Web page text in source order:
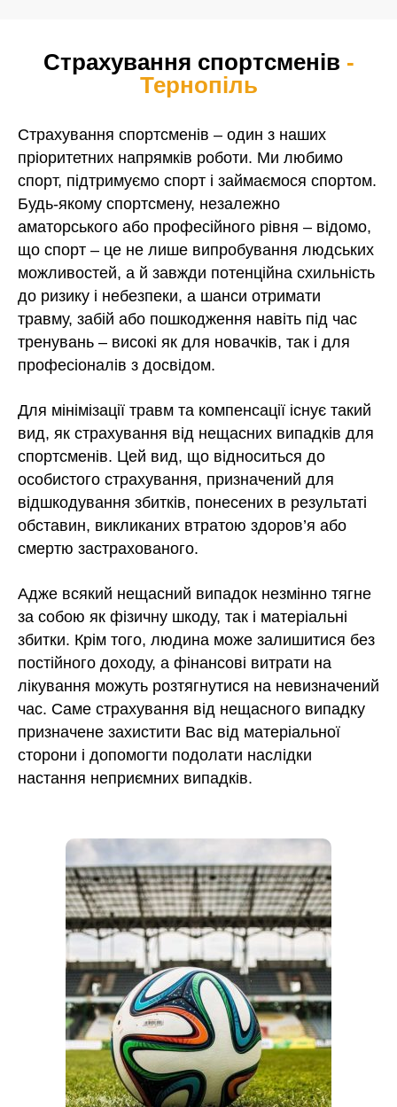
Страхування спортсменів -
Тернопіль
Страхування спортсменів – один з наших
пріоритетних напрямків роботи. Ми любимо
спорт, підтримуємо спорт і займаємося спортом.
Будь-якому спортсмену, незалежно
аматорського або професійного рівня – відомо,
що спорт – це не лише випробування людських
можливостей, а й завжди потенційна схильність
до ризику і небезпеки, а шанси отримати
травму, забій або пошкодження навіть під час
тренувань – високі як для новачків, так і для
професіоналів з досвідом.
Для мінімізації травм та компенсації існує такий
вид, як страхування від нещасних випадків для
спортсменів. Цей вид, що відноситься до
особистого страхування, призначений для
відшкодування збитків, понесених в результаті
обставин, викликаних втратою здоров’я або
смертю застрахованого.
Адже всякий нещасний випадок незмінно тягне
за собою як фізичну шкоду, так і матеріальні
збитки. Крім того, людина може залишитися без
постійного доходу, а фінансові витрати на
лікування можуть розтягнутися на невизначений
час. Саме страхування від нещасного випадку
призначене захистити Вас від матеріальної
сторони і допомогти подолати наслідки
настання неприємних випадків.